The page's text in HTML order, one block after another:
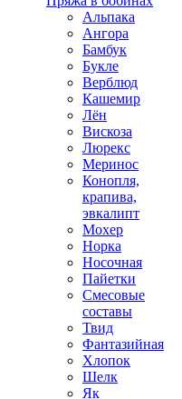
Альпака
Ангора
Бамбук
Букле
Верблюд
Кашемир
Лён
Вискоза
Люрекс
Меринос
Конопля,
крапива,
эвкалипт
Мохер
Норка
Носочная
Пайетки
Смесовые
составы
Твид
Фантазийная
Хлопок
Шелк
Як